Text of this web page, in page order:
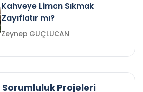
Kahveye Limon Sıkmak
Zayıflatır mı?
Zeynep GÜÇLÜCAN
Sorumluluk Projeleri